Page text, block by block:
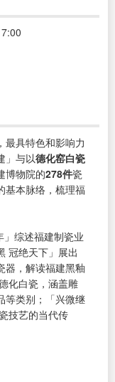
最具特色和影响力
」与以德化窑白瓷
博物院的278件瓷
基本脉络，梳理福
综述福建制瓷业
冠绝天下」展出
器，解读福建黑釉
化白瓷，涵盖雕
等类别；「兴微继
技艺的当代传